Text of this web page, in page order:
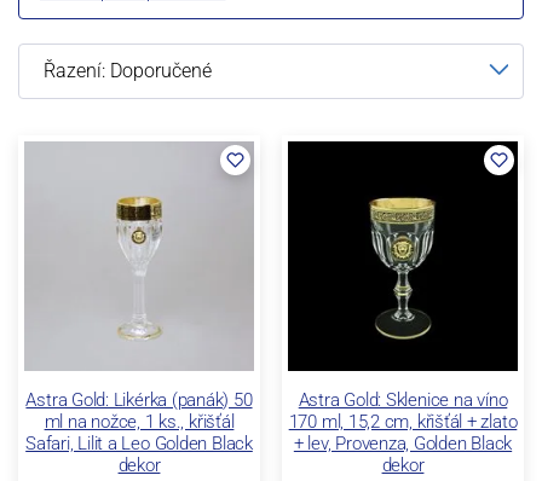
Astra Gold: Likérka (panák) 50
ml na nožce, 1 ks., křišťál
Safari, Lilit a Leo Golden Black
dekor
Astra Gold: Sklenice na víno
170 ml, 15,2 cm, křišťál + zlato
+ lev, Provenza, Golden Black
dekor